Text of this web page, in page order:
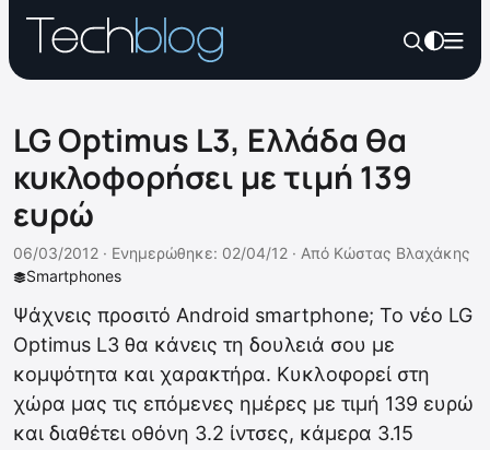
LG Optimus L3, Ελλάδα θα
κυκλοφορήσει με τιμή 139
ευρώ
Smartphones
06/03/2012 · Ενημερώθηκε: 02/04/12 · Από Κώστας Βλαχάκης
Ψάχνεις προσιτό Android smartphone; Το νέο LG
Optimus L3 θα κάνεις τη δουλειά σου με
κομψότητα και χαρακτήρα. Κυκλοφορεί στη
χώρα μας τις επόμενες ημέρες με τιμή 139 ευρώ
και διαθέτει οθόνη 3.2 ίντσες, κάμερα 3.15